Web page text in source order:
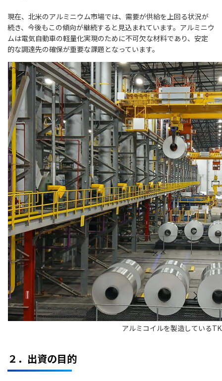
現在、北米のアルミニウム市場では、需要が供給を上回る状況が
続き、今後もこの傾向が継続すると見込まれています。アルミニウ
ムは電気自動車の軽量化実現のために不可欠な材料であり、安定
的な調達先の確保が重要な課題となっています。
アルミコイルを製造している
２．出資の目的